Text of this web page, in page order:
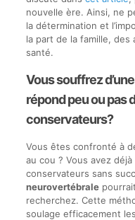
nouvelle ère. Ainsi, ne
la détermination et
la part de la famille,
santé.
Vous souffrez
répond peu ou pas
conservateurs?
Vous êtes confronté à
au cou ? Vous avez
conservateurs sans
neurovertébrale
recherchez. Cette
soulage efficacement